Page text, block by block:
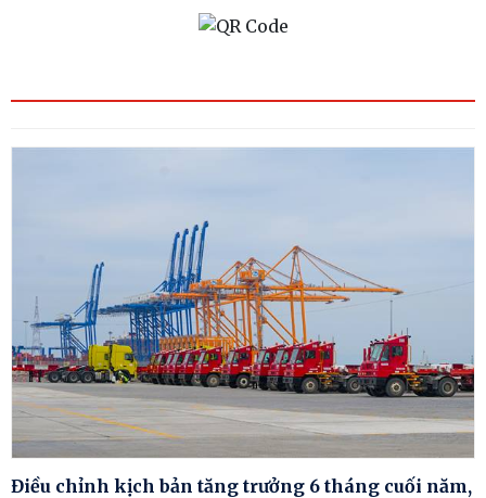
Điều chỉnh kịch bản tăng trưởng 6 tháng cuối năm,